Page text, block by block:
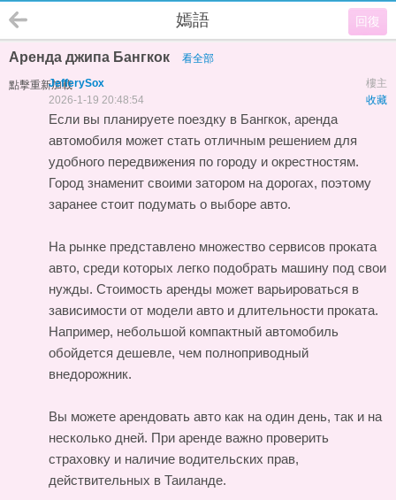
回復
嫣語
Аренда джипа Бангкок 看全部
點擊重新加載 樓主
JefferySox
收藏
2026-1-19 20:48:54
Если вы планируете поездку в Бангкок, аренда
автомобиля может стать отличным решением для
удобного передвижения по городу и окрестностям.
Город знаменит своими затором на дорогах, поэтому
заранее стоит подумать о выборе авто.
На рынке представлено множество сервисов проката
авто, среди которых легко подобрать машину под свои
нужды. Стоимость аренды может варьироваться в
зависимости от модели авто и длительности проката.
Например, небольшой компактный автомобиль
обойдется дешевле, чем полноприводный
внедорожник.
Вы можете арендовать авто как на один день, так и на
несколько дней. При аренде важно проверить
страховку и наличие водительских прав,
действительных в Таиланде.